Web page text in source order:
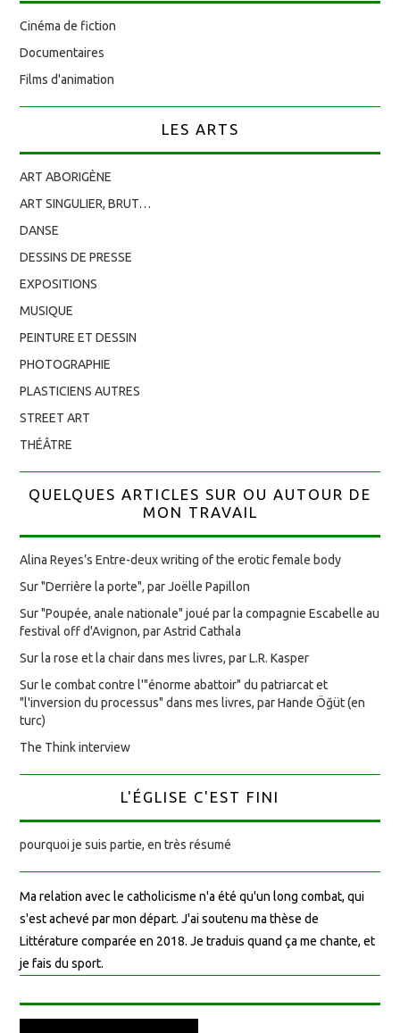
Cinéma de fiction
Documentaires
Films d'animation
LES ARTS
ART ABORIGÈNE
ART SINGULIER, BRUT…
DANSE
DESSINS DE PRESSE
EXPOSITIONS
MUSIQUE
PEINTURE ET DESSIN
PHOTOGRAPHIE
PLASTICIENS AUTRES
STREET ART
THÉÂTRE
QUELQUES ARTICLES SUR OU AUTOUR DE
MON TRAVAIL
Alina Reyes’s Entre-deux writing of the erotic female body
Sur "Derrière la porte", par Joëlle Papillon
Sur "Poupée, anale nationale" joué par la compagnie Escabelle au
festival off d'Avignon, par Astrid Cathala
Sur la rose et la chair dans mes livres, par L.R. Kasper
Sur le combat contre l'"énorme abattoir" du patriarcat et
"l'inversion du processus" dans mes livres, par Hande Öğüt (en
turc)
The Think interview
L'ÉGLISE C'EST FINI
pourquoi je suis partie, en très résumé
Ma relation avec le catholicisme n'a été qu'un long combat, qui
s'est achevé par mon départ. J'ai soutenu ma thèse de
Littérature comparée en 2018. Je traduis quand ça me chante, et
je fais du sport.